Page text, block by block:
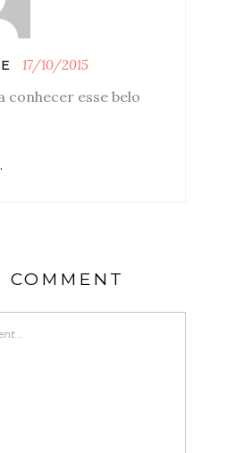
17/10/2015
conhecer esse belo
COMMENT